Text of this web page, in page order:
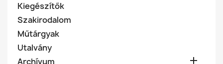
Kiegészítők
Szakirodalom
Műtárgyak
Utalvány
Archívum
